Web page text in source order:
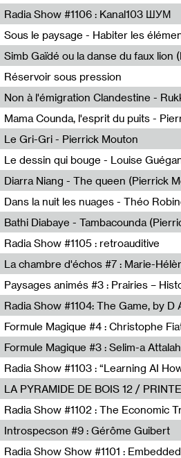
Mélanie Blaison,Mateo Cuin
Radia Show #1106 : Kanal103 ШУМ
Kanal103
Nastassja Martin
Pierrick Mouton,Simb Gaïdé
Réservoir sous pression
Eden Tinto Collins,Rukku Djinne
Pierrick Mouton
Le Gri-Gri - Pierrick Mouton
Pierrick Mouton
Le dessin qui bouge - Louise
Louise Guégan
Diarra Niang - The queen (Pierrick
Pierrick Mouton,Diarra Niang
Théo Robine-Langlois,LD Beat
Pierrick Mouton,Bathi Diabaye
Radia Show #1105 : retroauditive
Soundart Radio
La chambre d'échos #7 : Marie-
Revue Les Chambres,Marie-Hélène
Anne Simon
Radia Show #1104: The Game, by D
Radio One NZ
Formule Magique #4 : Christophe
Nathalie Lacroix
Nathalie Lacroix,Selim-a Attalah
Radio Campus Bruxelles
Sammy Stein
Radio Grenouille
Introspecson #9 : Gérôme Guibert
Pierre Henry,Gérôme Guibert